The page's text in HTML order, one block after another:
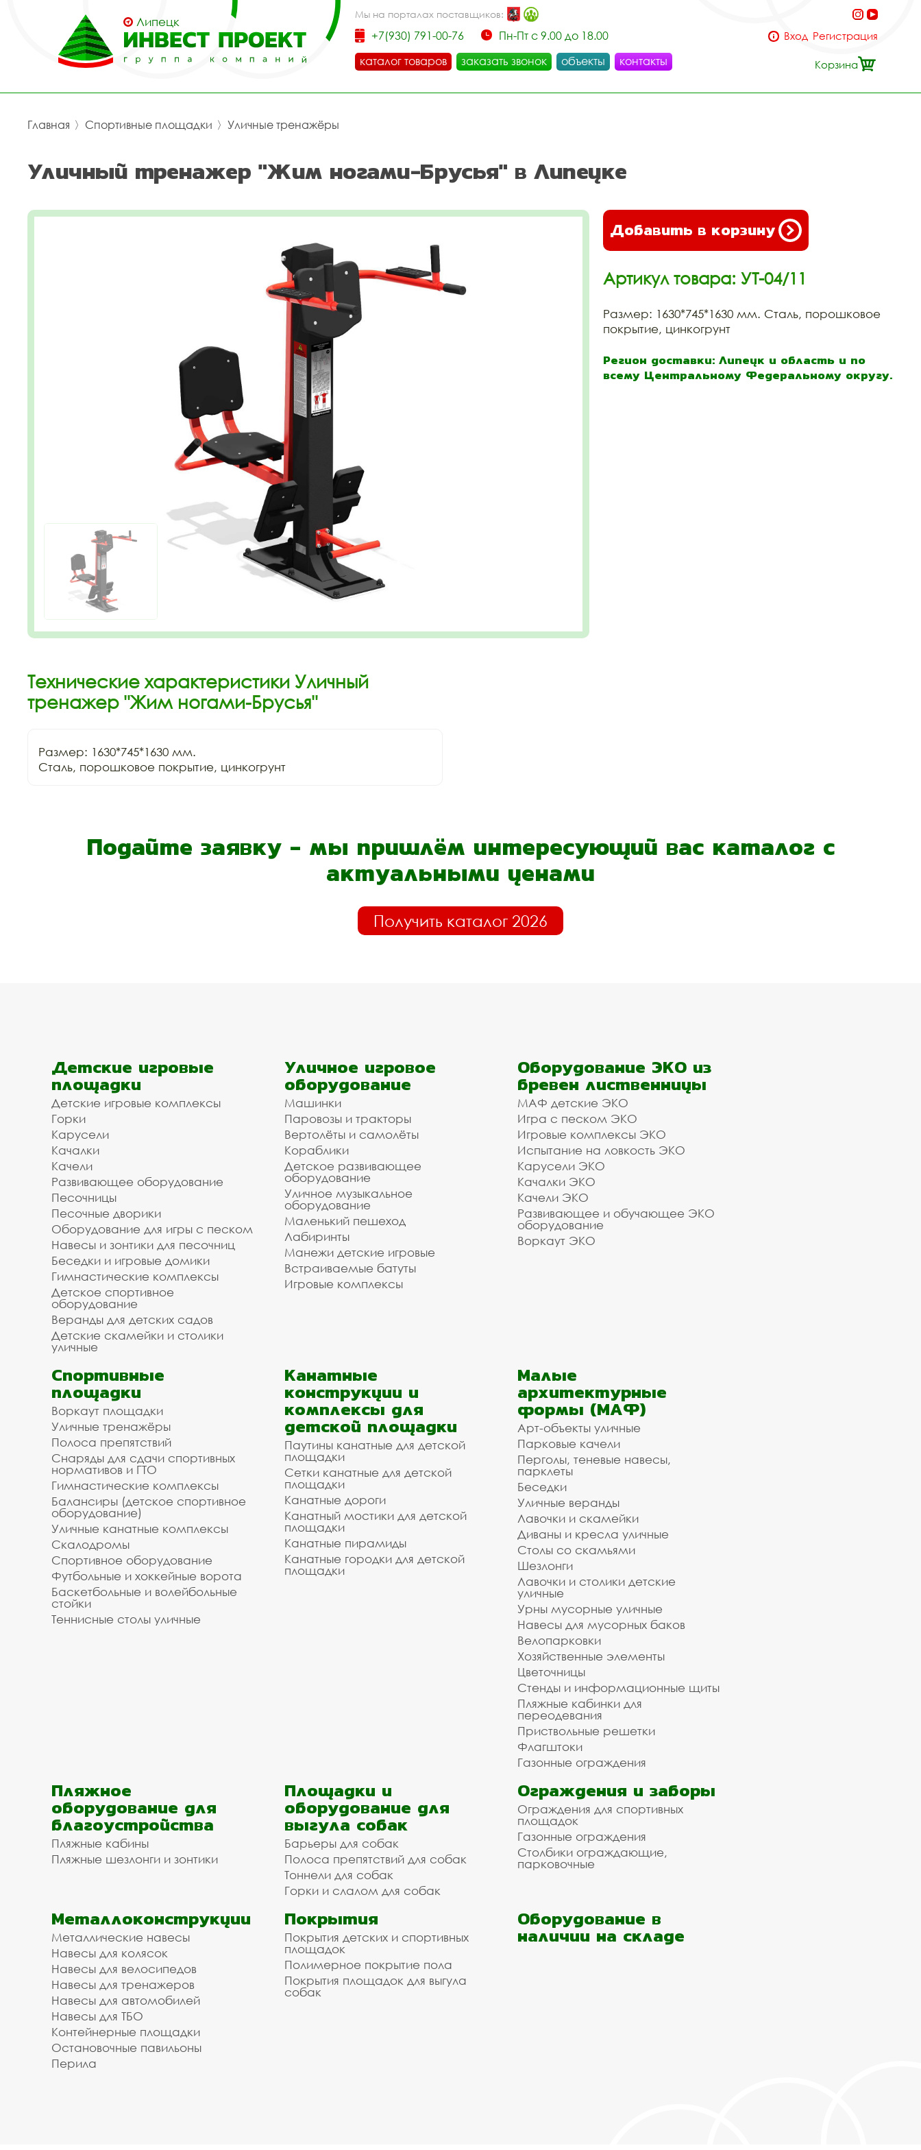
Липецк
Мы на порталах поставщиков:
+7(930) 791-00-76
Пн-Пт с 9.00 до 18.00
каталог товаров
заказать звонок объекты контакты
Вход Регистрация
Корзина
Главная 〉 Спортивные площадки 〉 Уличные тренажёры
Уличный тренажер "Жим ногами-Брусья" в Липецке
Добавить в корзину
Артикул товара: УТ-04/11
Размер: 1630*745*1630 мм. Сталь, порошковое
покрытие, цинкогрунт
Регион доставки: Липецк и область и по
всему Центральному Федеральному округу.
Технические характеристики Уличный
тренажер "Жим ногами-Брусья"
Размер: 1630*745*1630 мм.
Сталь, порошковое покрытие, цинкогрунт
Подайте заявку - мы пришлём интересующий вас каталог с
актуальными ценами
Получить каталог 2026
Детские игровые
площадки
Детские игровые комплексы
Горки
Карусели
Качалки
Качели
Развивающее оборудование
Песочницы
Песочные дворики
Оборудование для игры с песком
Навесы и зонтики для песочниц
Беседки и игровые домики
Гимнастические комплексы
Детское спортивное
оборудование
Веранды для детских садов
Детские скамейки и столики
уличные
Уличное игровое
оборудование
Машинки
Паровозы и тракторы
Вертолёты и самолёты
Кораблики
Детское развивающее
оборудование
Уличное музыкальное
оборудование
Маленький пешеход
Лабиринты
Манежи детские игровые
Встраиваемые батуты
Игровые комплексы
Оборудование ЭКО из
бревен лиственницы
МАФ детские ЭКО
Игра с песком ЭКО
Игровые комплексы ЭКО
Испытание на ловкость ЭКО
Карусели ЭКО
Качалки ЭКО
Качели ЭКО
Развивающее и обучающее ЭКО
оборудование
Воркаут ЭКО
Спортивные
площадки
Воркаут площадки
Уличные тренажёры
Полоса препятствий
Снаряды для сдачи спортивных
нормативов и ГТО
Гимнастические комплексы
Балансиры (детское спортивное
оборудование)
Уличные канатные комплексы
Скалодромы
Спортивное оборудование
Футбольные и хоккейные ворота
Баскетбольные и волейбольные
стойки
Теннисные столы уличные
Канатные
конструкции и
комплексы для
детской площадки
Паутины канатные для детской
площадки
Сетки канатные для детской
площадки
Канатные дороги
Канатный мостики для детской
площадки
Канатные пирамиды
Канатные городки для детской
площадки
Малые
архитектурные
формы (МАФ)
Арт-объекты уличные
Парковые качели
Перголы, теневые навесы,
парклеты
Беседки
Уличные веранды
Лавочки и скамейки
Диваны и кресла уличные
Столы со скамьями
Шезлонги
Лавочки и столики детские
уличные
Урны мусорные уличные
Навесы для мусорных баков
Велопарковки
Хозяйственные элементы
Цветочницы
Стенды и информационные щиты
Пляжные кабинки для
переодевания
Приствольные решетки
Флагштоки
Газонные ограждения
Пляжное
оборудование для
благоустройства
Пляжные кабины
Пляжные шезлонги и зонтики
Площадки и
оборудование для
выгула собак
Барьеры для собак
Полоса препятствий для собак
Тоннели для собак
Горки и слалом для собак
Ограждения и заборы
Ограждения для спортивных
площадок
Газонные ограждения
Столбики ограждающие,
парковочные
Металлоконструкции
Металлические навесы
Навесы для колясок
Навесы для велосипедов
Навесы для тренажеров
Навесы для автомобилей
Навесы для ТБО
Контейнерные площадки
Остановочные павильоны
Перила
Покрытия
Покрытия детских и спортивных
площадок
Полимерное покрытие пола
Покрытия площадок для выгула
собак
Оборудование в
наличии на складе